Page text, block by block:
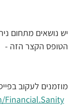
יש נושאים מתחום
הטופס הקצר הזה -
מוזמנים לעקוב
Financial.Sanity